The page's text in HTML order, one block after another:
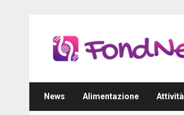
content
News Alimentazione Attività